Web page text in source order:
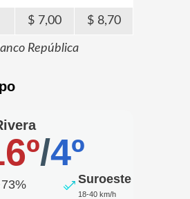
7,00 8,70
República
/4º
73% Suroeste
18-40 km/h